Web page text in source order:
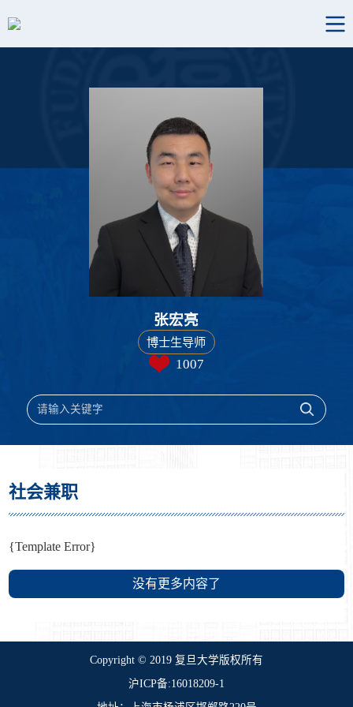
张宏亮
博士生导师
1007
社会兼职
{Template Error}
没有更多内容了
​Copyright © 2019 复旦大学版权所有
沪ICP备:16018209-1